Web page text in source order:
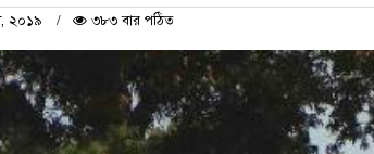
২০১৯ ৩৮৩ বার পঠিত